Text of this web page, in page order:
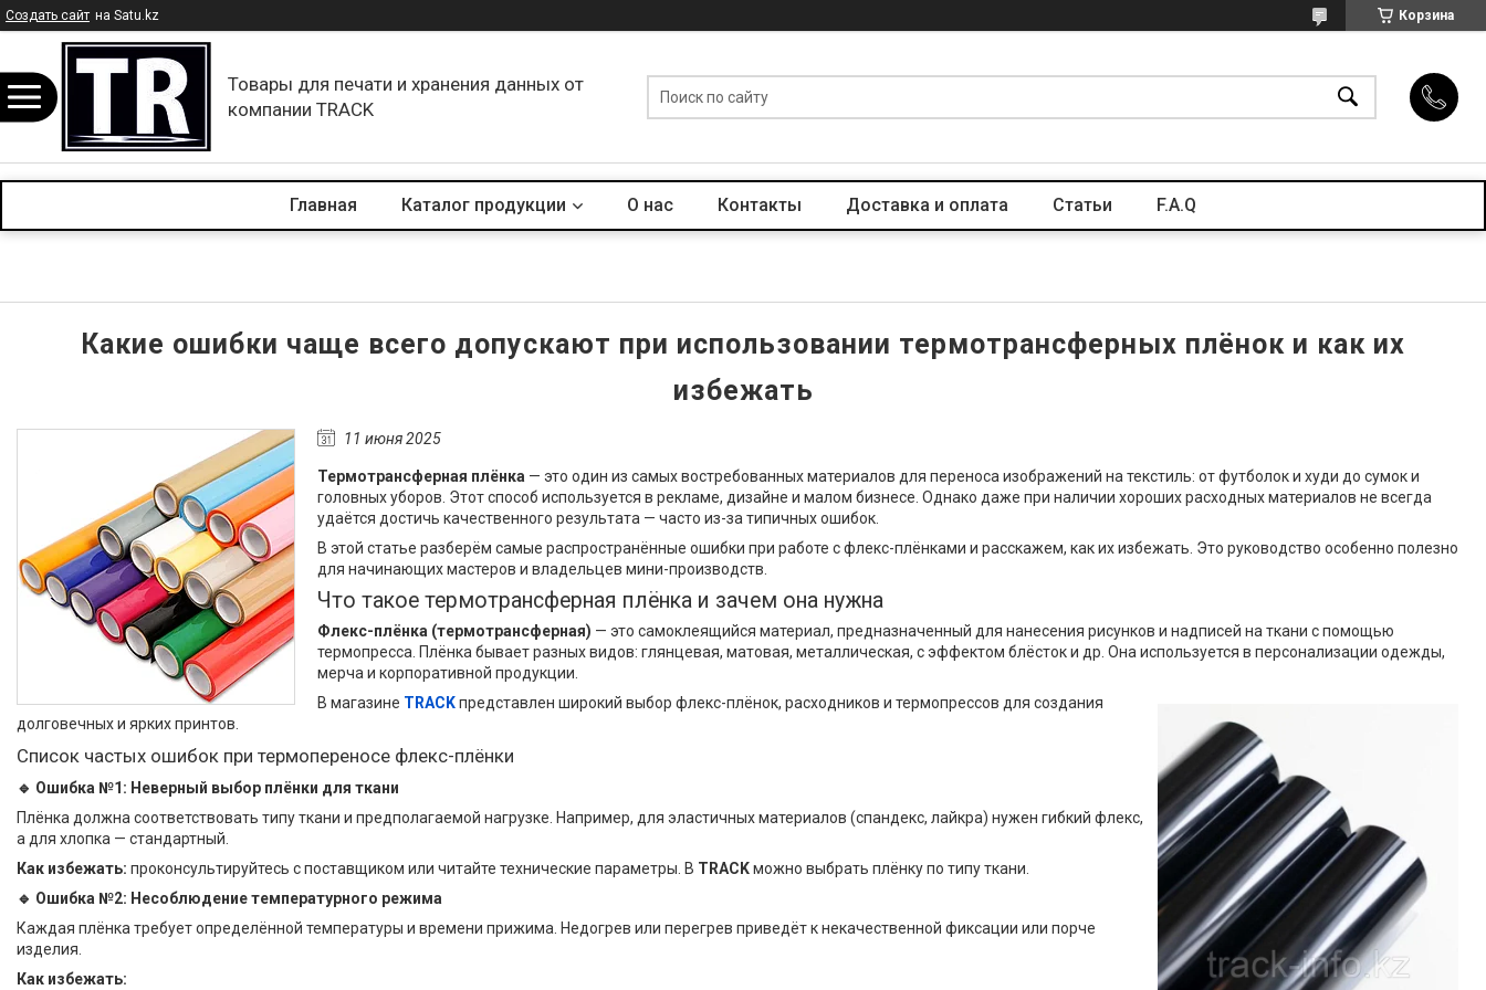
Создать сайт на Satu.kz Корзина
Товары для печати и хранения данных от
компании TRACK
Главная Каталог продукции О нас Контакты Доставка и оплата Статьи F.A.Q
Какие ошибки чаще всего допускают при использовании термотрансферных плёнок и как их
избежать
11 июня 2025
Термотрансферная плёнка — это один из самых востребованных материалов для переноса изображений на текстиль: от футболок и худи до сумок и
головных уборов. Этот способ используется в рекламе, дизайне и малом бизнесе. Однако даже при наличии хороших расходных материалов не всегда
удаётся достичь качественного результата — часто из-за типичных ошибок.
В этой статье разберём самые распространённые ошибки при работе с флекс-плёнками и расскажем, как их избежать. Это руководство особенно полезно
для начинающих мастеров и владельцев мини-производств.
Что такое термотрансферная плёнка и зачем она нужна
Флекс-плёнка (термотрансферная) — это самоклеящийся материал, предназначенный для нанесения рисунков и надписей на ткани с помощью
термопресса. Плёнка бывает разных видов: глянцевая, матовая, металлическая, с эффектом блёсток и др. Она используется в персонализации одежды,
мерча и корпоративной продукции.
В магазине TRACKпредставлен широкий выбор флекс-плёнок, расходников и термопрессов для создания
долговечных и ярких принтов.
Список частых ошибок при термопереносе флекс-плёнки
🔹 Ошибка №1: Неверный выбор плёнки для ткани
Плёнка должна соответствовать типу ткани и предполагаемой нагрузке. Например, для эластичных материалов (спандекс, лайкра) нужен гибкий флекс,
а для хлопка — стандартный.
Как избежать: проконсультируйтесь с поставщиком или читайте технические параметры. В TRACKможно выбрать плёнку по типу ткани.
🔹 Ошибка №2: Несоблюдение температурного режима
Каждая плёнка требует определённой температуры и времени прижима. Недогрев или перегрев приведёт к некачественной фиксации или порче
изделия.
Как избежать: